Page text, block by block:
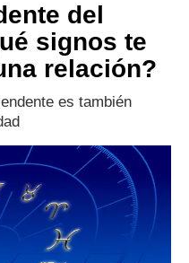
del
signos te
relación?
es también